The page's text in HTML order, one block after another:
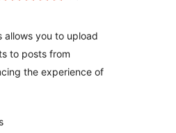
allows you to upload
to posts from
the experience of